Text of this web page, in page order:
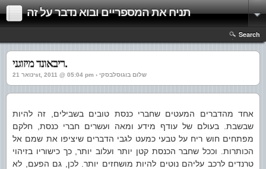
תניח את המספריים ובוא נדבר על זה
Search
ריבאונד מיזוגני.
ינואר 21st, 2011 @ 05:04 pm › שלום בוגוסלבסקי
אחד מהדברים המעטים שחברי כנסת טובים בשבילים, זה להיות
שבשבת. בעולם של עודף מידע ומאה ועשרים חברי כנסת, חלקם
מפתחים חוש ריח על טבעי כמעט לגבי הדברים שיציפו את שמם אל
הכותרות. וככל שחבר הכנסת קטן יותר ועלוב יותר, כך כישוריו בזיהוי
טרנדים לרכב עליהם נוטים להיות מושחזים יותר. לכן, גם הפעם, לא